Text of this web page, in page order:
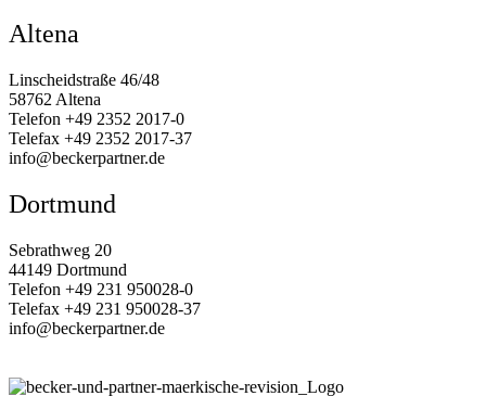
Altena
Linscheidstraße 46/48
58762 Altena
Telefon +49 2352 2017‑0
Telefax +49 2352 2017‑37
info@beckerpartner.de
Dortmund
Sebrathweg 20
44149 Dortmund
Telefon +49 231 950028‑0
Telefax +49 231 950028‑37
info@beckerpartner.de